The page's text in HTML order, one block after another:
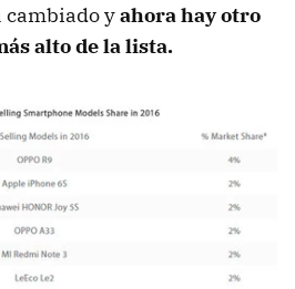
cambiado yahora hay otro
alto de la lista.